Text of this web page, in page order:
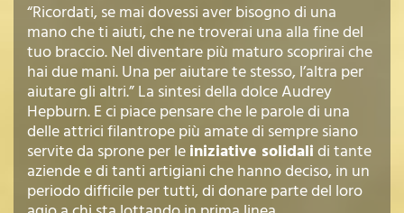
“Ricordati, se mai dovessi aver bisogno di una
mano che ti aiuti, che ne troverai una alla fine del
tuo braccio. Nel diventare più maturo scoprirai che
hai due mani. Una per aiutare te stesso, l’altra per
aiutare gli altri.” La sintesi della dolce Audrey
Hepburn. E ci piace pensare che le parole di una
delle attrici filantrope più amate di sempre siano
servite da sprone per le iniziative solidali di tante
aziende e di tanti artigiani che hanno deciso, in un
periodo difficile per tutti, di donare parte del loro